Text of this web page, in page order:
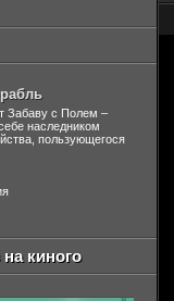
Забаву с Полем –
наследником
пользующегося
киного